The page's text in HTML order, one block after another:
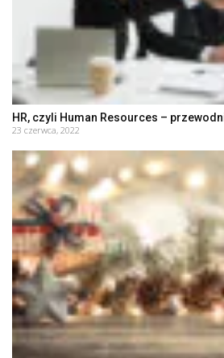
HR, czyli Human Resources –
23 czerwca, 2022